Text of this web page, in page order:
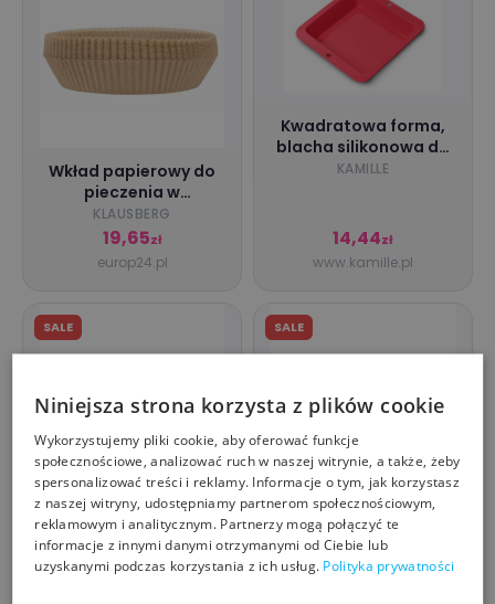
Wkład papierowy do
pieczenia w
frytkownicy 16 cm
okrągły klausber
KLAUSBERG
19,65zł
europ24.pl
Kwadratowa forma,
blacha silikonowa do
pieczenia
KAMILLE
14,44zł
www.kamille.pl
SALE
Wielofunkcyjna,
emaliowana blacha
do piekarnika Riess
RIESS
394,90 429,00 zł
SALE
Wielofunkcyjna,
emaliowana blacha
do piekarnika Riess
RIESS
394,90 429,00 zł
Niniejsza strona korzysta z plików cookie
Wykorzystujemy pliki cookie, aby oferować funkcje
społecznościowe, analizować ruch w naszej witrynie, a także, żeby
spersonalizować treści i reklamy. Informacje o tym, jak korzystasz
z naszej witryny, udostępniamy partnerom społecznościowym,
reklamowym i analitycznym. Partnerzy mogą połączyć te
informacje z innymi danymi otrzymanymi od Ciebie lub
uzyskanymi podczas korzystania z ich usług. Polityka prywatności